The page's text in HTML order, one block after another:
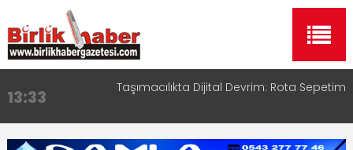
13:33 Taşımacılıkta Dijital Devrim: Rota Sepetim
Aksaray OSB Bölge Müdürü Makam Koltuğunu
Çocuklara Bıraktı